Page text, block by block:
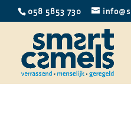
058 5853 730